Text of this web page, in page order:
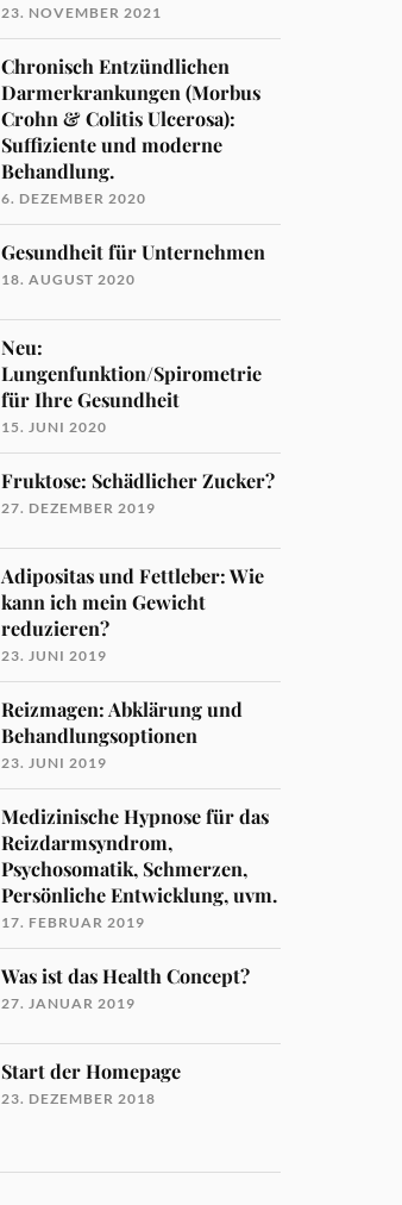
23. NOVEMBER 2021
Chronisch Entzündlichen
Darmerkrankungen (Morbus
Crohn & Colitis Ulcerosa):
Suffiziente und moderne
Behandlung.
6. DEZEMBER 2020
Gesundheit für Unternehmen
18. AUGUST 2020
Neu:
Lungenfunktion/Spirometrie
für Ihre Gesundheit
15. JUNI 2020
Fruktose: Schädlicher Zucker?
27. DEZEMBER 2019
Adipositas und Fettleber: Wie
kann ich mein Gewicht
reduzieren?
23. JUNI 2019
Reizmagen: Abklärung und
Behandlungsoptionen
23. JUNI 2019
Medizinische Hypnose für das
Reizdarmsyndrom,
Psychosomatik, Schmerzen,
Persönliche Entwicklung, uvm.
17. FEBRUAR 2019
Was ist das Health Concept?
27. JANUAR 2019
Start der Homepage
23. DEZEMBER 2018